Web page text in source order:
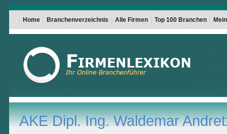
Home Branchenverzeichnis Alle Firmen Top 100 Branchen
AKE Dipl. Ing. Waldemar